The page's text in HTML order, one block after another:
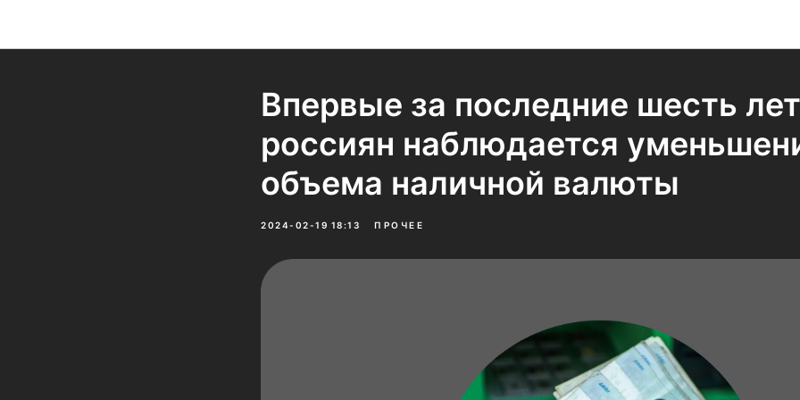
Впервые за последние шесть
россиян наблюдается
объема наличной валюты
2024-02-19 18:13 ПРОЧЕЕ